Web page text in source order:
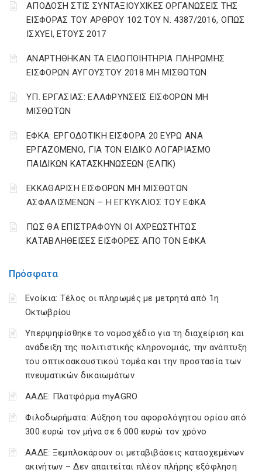
Πρόσφατα
Ενοίκια: Τέλος οι πληρωμές με μετρητά από 1η
Οκτωβρίου
Υπερψηφίσθηκε το νομοσχέδιο για τη διαχείριση και
ανάδειξη της πολιτιστικής κληρονομιάς, την ανάπτυξη
του οπτικοακουστικού τομέα και την προστασία των
πνευματικών δικαιωμάτων
ΑΑΔΕ: Πλατφόρμα myAGRO
Φιλοδωρήματα: Αύξηση του αφορολόγητου ορίου από
300 ευρώ τον μήνα σε 6.000 ευρώ τον χρόνο
ΑΑΔΕ: Ξεμπλοκάρουν οι μεταβιβάσεις κατασχεμένων
ακινήτων – Δεν απαιτείται πλέον πλήρης εξόφληση
ΑΠΟΔΟΣΗ ΣΤΙΣ ΣΥΝΤΑΞΙΟΥΧΙΚΕΣ ΟΡΓΑΝΩΣΕΙΣ ΤΗΣ
ΕΙΣΦΟΡΑΣ ΤΟΥ ΑΡΘΡΟΥ 102 ΤΟΥ Ν. 4387/2016, ΟΠΩΣ
ΙΣΧΥΕΙ, ΕΤΟΥΣ 2017
ΑΝΑΡΤΗΘΗΚΑΝ ΤΑ ΕΙΔΟΠΟΙΗΤΗΡΙΑ ΠΛΗΡΩΜΗΣ
ΕΙΣΦΟΡΩΝ ΑΥΓΟΥΣΤΟΥ 2018 ΜΗ ΜΙΣΘΩΤΩΝ
ΥΠ. ΕΡΓΑΣΙΑΣ: ΕΛΑΦΡΥΝΣΕΙΣ ΕΙΣΦΟΡΩΝ ΜΗ
ΜΙΣΘΩΤΩΝ
ΕΦΚΑ: ΕΡΓΟΔΟΤΙΚΗ ΕΙΣΦΟΡΑ 20 ΕΥΡΩ ΑΝΑ
ΕΡΓΑΖΟΜΕΝΟ, ΓΙΑ ΤΟΝ ΕΙΔΙΚΟ ΛΟΓΑΡΙΑΣΜΟ
ΠΑΙΔΙΚΩΝ ΚΑΤΑΣΚΗΝΩΣΕΩΝ (ΕΛΠΚ)
ΕΚΚΑΘΑΡΙΣΗ ΕΙΣΦΟΡΩΝ ΜΗ ΜΙΣΘΩΤΩΝ
ΑΣΦΑΛΙΣΜΕΝΩΝ – Η ΕΓΚΥΚΛΙΟΣ ΤΟΥ ΕΦΚΑ
ΠΩΣ ΘΑ ΕΠΙΣΤΡΑΦΟΥΝ ΟΙ ΑΧΡΕΩΣΤΗΤΩΣ
ΚΑΤΑΒΛΗΘΕΙΣΕΣ ΕΙΣΦΟΡΕΣ ΑΠΟ ΤΟΝ ΕΦΚΑ